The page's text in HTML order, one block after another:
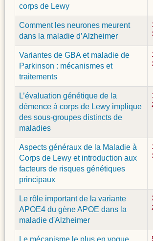
corps de Lewy
Comment les neurones meurent
dans la maladie d’Alzheimer
Variantes de GBA et maladie de
Parkinson : mécanismes et
traitements
L’évaluation génétique de la
démence à corps de Lewy implique
des sous-groupes distincts de
maladies
Aspects généraux de la Maladie à
Corps de Lewy et introduction aux
facteurs de risques génétiques
principaux
Le rôle important de la variante
APOE4 du gène APOE dans la
maladie d'Alzheimer
Le mécanisme le plus en vogue